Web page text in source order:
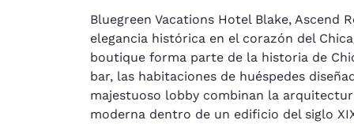
Bluegreen Vacations Hotel Blake, Ascend
elegancia histórica en el corazón del
boutique forma parte de la historia de
bar, las habitaciones de huéspedes
majestuoso lobby combinan la
moderna dentro de un edificio del siglo